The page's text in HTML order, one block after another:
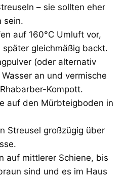
– sie sollten eher
sein.
auf 160°C Umluft vor,
gleichmäßig backt.
(oder alternativ
an und vermische
Kompott.
auf den Mürbteigboden in
Streusel großzügig über
auf mittlerer Schiene, bis
sind und es im Haus